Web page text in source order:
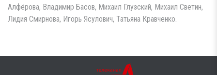
Алфёрова, Владимир Басов, Михаил Глузский, Михаил Светин,
Лидия Смирнова, Игорь Ясулович, Татьяна Кравченко.